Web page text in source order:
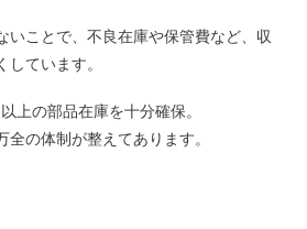
いことで、不良在庫や保管費など、収
ています。
上の部品在庫を十分確保。
の体制が整えてあります。